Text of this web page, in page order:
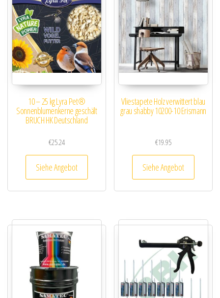
10 – 25 kg Lyra Pet®
Sonnenblumenkerne geschält
BRUCH HK Deutschland
€25.24
Siehe Angebot
Vliestapete Holz verwittert blau
grau shabby 10200-10 Erismann
€19.95
Siehe Angebot